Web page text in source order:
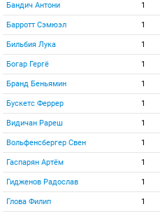
Бандич Антони 1
Барротт Сэмюэл 1
Бильбия Лука 1
Богар Гергё 1
Бранд Беньямин 1
Бускетс Феррер 1
Видичан Рареш 1
Вольфенсбергер Свен 1
Гаспарян Артём 1
Гидженов Радослав 1
Глова Филип 1